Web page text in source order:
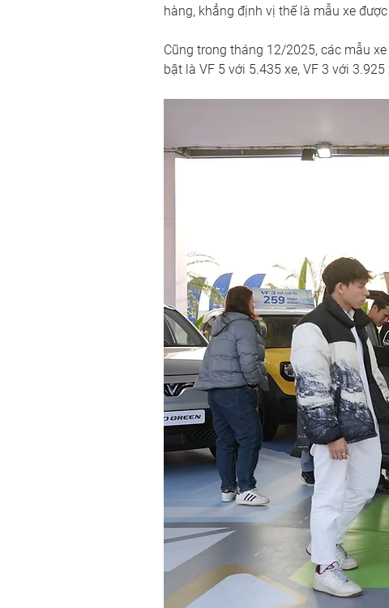
hàng, khẳng định vị thế là mẫu xe
Cũng trong tháng 12/2025, các mẫu
bật là VF 5 với 5.435 xe, VF 3 với